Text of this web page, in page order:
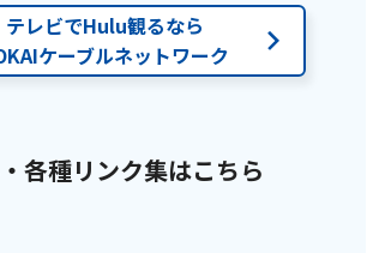
レビ・トコチャン】亮と優の静
く走りませんか？：2026年 市原市
んの地元市原市を巡るRUN！
記事を読む
テレビでHulu観るなら
ケーブルネットワーク
各種リンク集はこちら